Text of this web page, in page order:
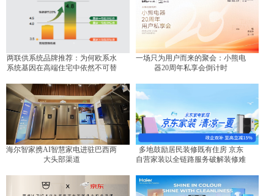
两联供系统品牌推荐：为何欧系水
系统基因在高端住宅中依然不可替
一场只为用户而来的聚会：小熊电
器20周年私享会倒计时
海尔智家携AI智慧家电进驻巴西两
大头部渠道
多地鼓励居民装修既有住房 京东
自营家装以全链路服务破解装修难